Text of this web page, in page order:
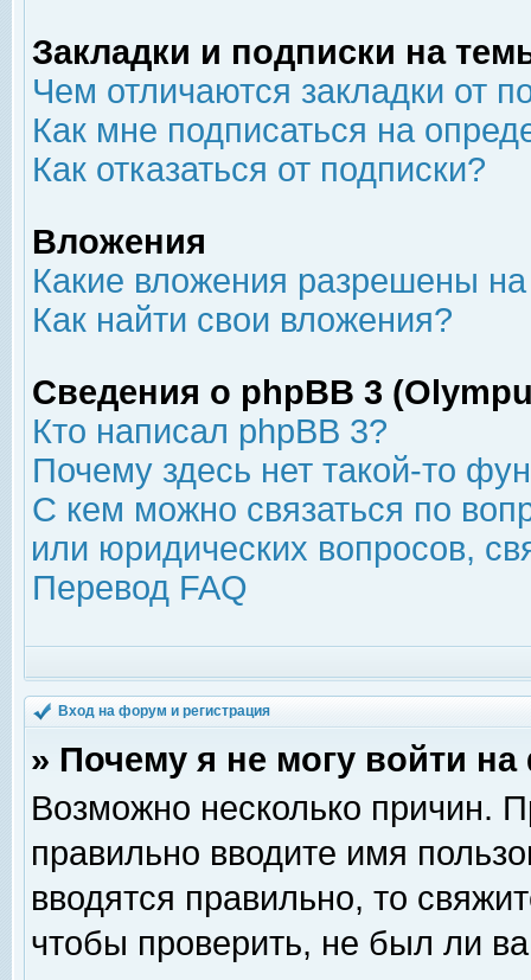
Закладки и подписки на
Чем отличаются закладки от
Как мне подписаться на
Как отказаться от подписки?
Вложения
Какие вложения разрешены
Как найти свои вложения?
Сведения о phpBB 3
Кто написал phpBB 3?
Почему здесь нет такой-то
С кем можно связаться по
или юридических вопросов,
Перевод FAQ
Вход на форум и регистрация
» Почему я не могу войти
Возможно несколько причин.
правильно вводите имя
вводятся правильно, то
чтобы проверить, не был ли